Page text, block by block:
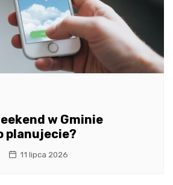
w Gminie
planujecie?
11 lipca 2026